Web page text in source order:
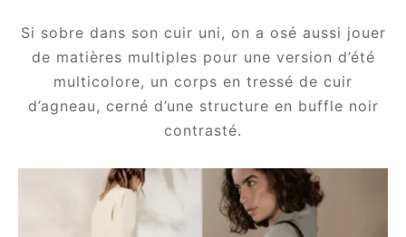
Si sobre dans son cuir uni, on a osé aussi jouer
de matières multiples pour une version d’été
multicolore, un corps en tressé de cuir
d’agneau, cerné d’une structure en buffle noir
contrasté.